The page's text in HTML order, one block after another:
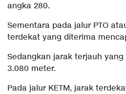
angka 280.
Sementara pada jalur PTO
terdekat yang diterima
Sedangkan jarak terjauh
3.080 meter.
Pada jalur KETM, jarak